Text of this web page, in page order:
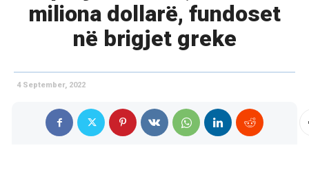
miliona dollarë, fundoset
në brigjet greke
4 September, 2022